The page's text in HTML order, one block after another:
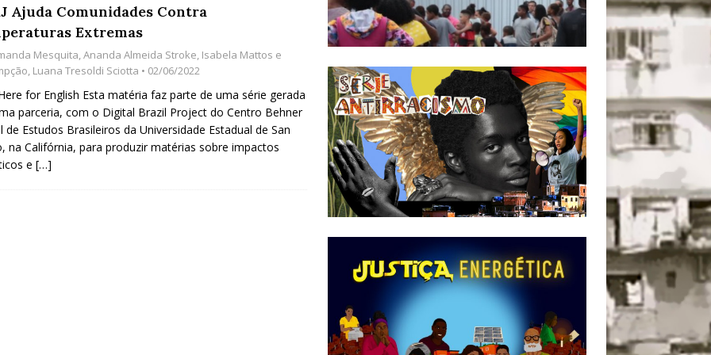
Começou com uma Praça em Ramos [OPINIÃO]
Agroecológico com os Povos das Águas Reúne
e Inauguração da Feira da Praia do Remanso
COBERTURA DE EVENTOS
Fluminenses, Cronicamente Abandonados,
Ajuda Comunidades Contra
Extremas
Mesquita,Ananda Almeida Stroke, Isabela Mattos e
, Luana Tresoldi Sciotta • 02/06/2022
for English Esta matéria faz parte de uma série gerada
parceria, com o Digital Brazil Project do Centro Behner
de Estudos Brasileiros da Universidade Estadual de San
na Califórnia, para produzir matérias sobre impactos
e […]